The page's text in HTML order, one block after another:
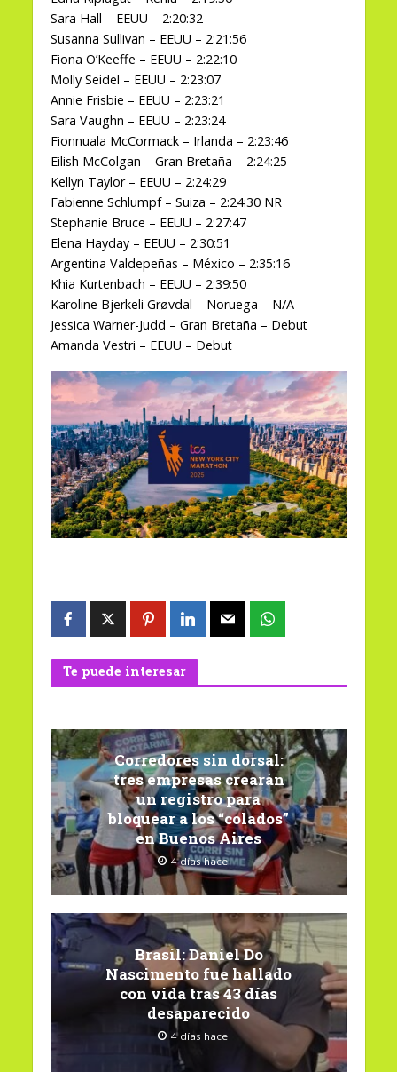
Sara Hall – EEUU – 2:20:32
Susanna Sullivan – EEUU – 2:21:56
Fiona O’Keeffe – EEUU – 2:22:10
Molly Seidel – EEUU – 2:23:07
Annie Frisbie – EEUU – 2:23:21
Sara Vaughn – EEUU – 2:23:24
Fionnuala McCormack – Irlanda – 2:23:46
Eilish McColgan – Gran Bretaña – 2:24:25
Kellyn Taylor – EEUU – 2:24:29
Fabienne Schlumpf – Suiza – 2:24:30 NR
Stephanie Bruce – EEUU – 2:27:47
Elena Hayday – EEUU – 2:30:51
Argentina Valdepeñas – México – 2:35:16
Khia Kurtenbach – EEUU – 2:39:50
Karoline Bjerkeli Grøvdal – Noruega – N/A
Jessica Warner-Judd – Gran Bretaña – Debut
Amanda Vestri – EEUU – Debut
Te puede interesar
Corredores sin dorsal:
tres empresas crearán
un registro para
bloquear a los “colados”
en Buenos Aires
4 días hace
Brasil: Daniel Do
Nascimento fue hallado
con vida tras 43 días
desaparecido
4 días hace